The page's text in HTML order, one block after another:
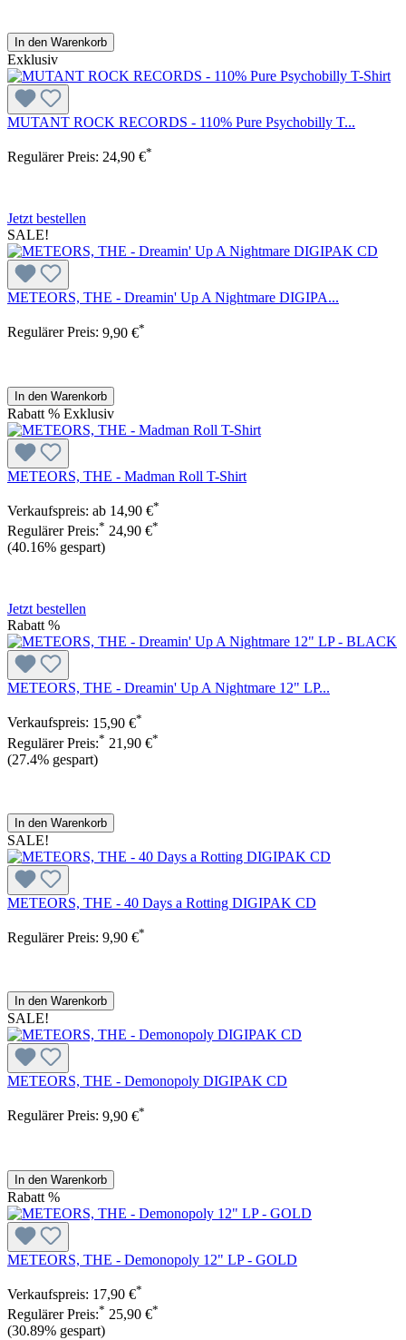
In den Warenkorb
Exklusiv
MUTANT ROCK RECORDS - 110% Pure Psychobilly T...
Regulärer Preis: 24,90 €*
Jetzt bestellen
SALE!
METEORS, THE - Dreamin' Up A Nightmare DIGIPA...
Regulärer Preis: 9,90 €*
In den Warenkorb
Rabatt % Exklusiv
METEORS, THE - Madman Roll T-Shirt
Verkaufspreis: ab 14,90 €*
Regulärer Preis:* 24,90 €*
(40.16% gespart)
Jetzt bestellen
Rabatt %
METEORS, THE - Dreamin' Up A Nightmare 12" LP...
Verkaufspreis: 15,90 €*
Regulärer Preis:* 21,90 €*
(27.4% gespart)
In den Warenkorb
SALE!
METEORS, THE - 40 Days a Rotting DIGIPAK CD
Regulärer Preis: 9,90 €*
In den Warenkorb
SALE!
METEORS, THE - Demonopoly DIGIPAK CD
Regulärer Preis: 9,90 €*
In den Warenkorb
Rabatt %
METEORS, THE - Demonopoly 12" LP - GOLD
Verkaufspreis: 17,90 €*
Regulärer Preis:* 25,90 €*
(30.89% gespart)